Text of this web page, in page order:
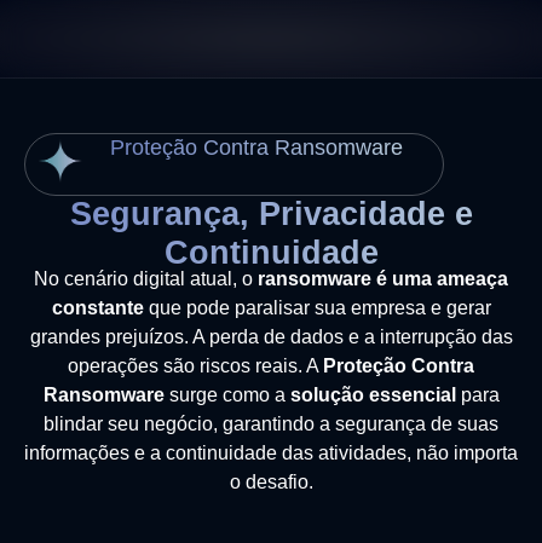
Proteção Contra Ransomware
Segurança, Privacidade e
Continuidade
No cenário digital atual, o ransomware é uma ameaça
constanteque pode paralisar sua empresa e gerar
grandes prejuízos. A perda de dados e a interrupção das
operações são riscos reais. A Proteção Contra
Ransomwaresurge como a solução essencial para
blindar seu negócio, garantindo a segurança de suas
informações e a continuidade das atividades, não importa
o desafio.